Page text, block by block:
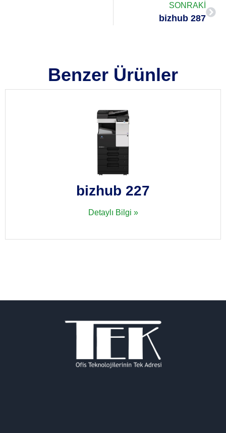
SONRAKİ
bizhub 287
Benzer Ürünler
bizhub 227
Detaylı Bilgi »